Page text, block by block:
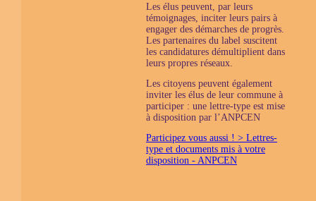
Les élus peuvent, par leurs
témoignages, inciter leurs pairs à
engager des démarches de progrès.
Les partenaires du label suscitent
les candidatures démultiplient dans
leurs propres réseaux.
Les citoyens peuvent également
inviter les élus de leur commune à
participer : une lettre-type est mise
à disposition par l’ANPCEN
Participez vous aussi ! > Lettres-
type et documents mis à votre
disposition - ANPCEN